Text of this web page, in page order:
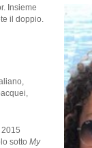
Insieme
il doppio.
sotto My